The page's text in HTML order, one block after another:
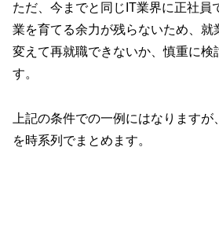
ただ、今までと同じIT業界に正社員
業を育てる余力が残らないため、就
変えて再就職できないか、慎重に検
す。
上記の条件での一例にはなります
を時系列でまとめます。